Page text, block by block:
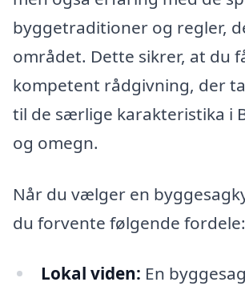
byggetraditioner og regler,
området. Dette sikrer, at du
kompetent rådgivning, der
til de særlige karakteristika i
og omegn.
Når du vælger en
du forvente følgende fordele:
Lokal viden: En